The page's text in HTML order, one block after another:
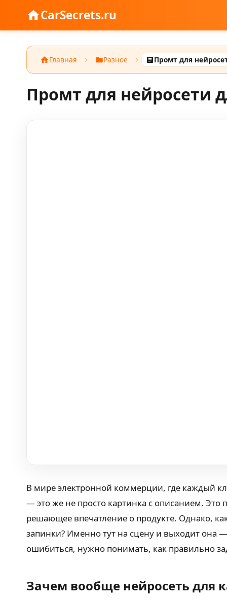
CarSecrets.ru
Главная Разное
Промт для нейросети
В мире электронной коммерции, где каждый
— это же не просто картинка с описанием.
решающее впечатление о продукте. Однако,
запинки? Именно тут на сцену и выходит она
ошибиться, нужно понимать, как правильно
Зачем вообще нейросеть для